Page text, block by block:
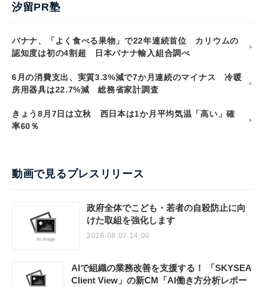
汐留PR塾
バナナ、「よく食べる果物」で22年連続首位 カリウムの
認知度は初の4割超 日本バナナ輸入組合調べ
6月の消費支出、実質3.3%減で7か月連続のマイナス 冷暖
房用器具は22.7%減 総務省家計調査
きょう8月7日は立秋 西日本は1か月平均気温「高い」確
率60％
動画で見るプレスリリース
政府全体でこども・若者の自殺防止に向
けた取組を強化します
2026.08.07 14:00
AIで組織の業務改善を支援する！ 「SKYSEA
Client View」の新CM「AI働き方分析レポー